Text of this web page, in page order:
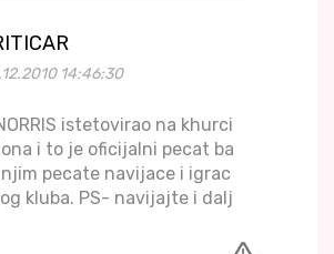
14:46:30
istetovirao na khurci
i to je oficijalni pecat ba
pecate navijace i igrac
kluba. PS- navijajte i dalj